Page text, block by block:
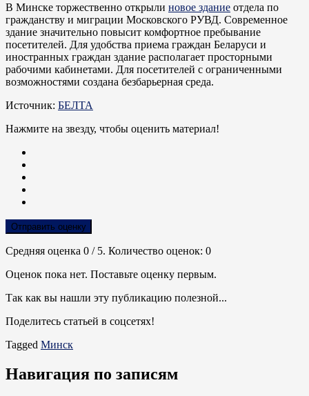
В Минске торжественно открыли новое здание отдела по
гражданству и миграции Московского РУВД. Современное
здание значительно повысит комфортное пребывание
посетителей. Для удобства приема граждан Беларуси и
иностранных граждан здание располагает просторными
рабочими кабинетами. Для посетителей с ограниченными
возможностями создана безбарьерная среда.
Источник: БЕЛТА
Нажмите на звезду, чтобы оценить материал!
Отправить оценку
Средняя оценка 0 / 5. Количество оценок: 0
Оценок пока нет. Поставьте оценку первым.
Так как вы нашли эту публикацию полезной...
Поделитесь статьей в соцсетях!
Tagged Минск
Навигация по записям